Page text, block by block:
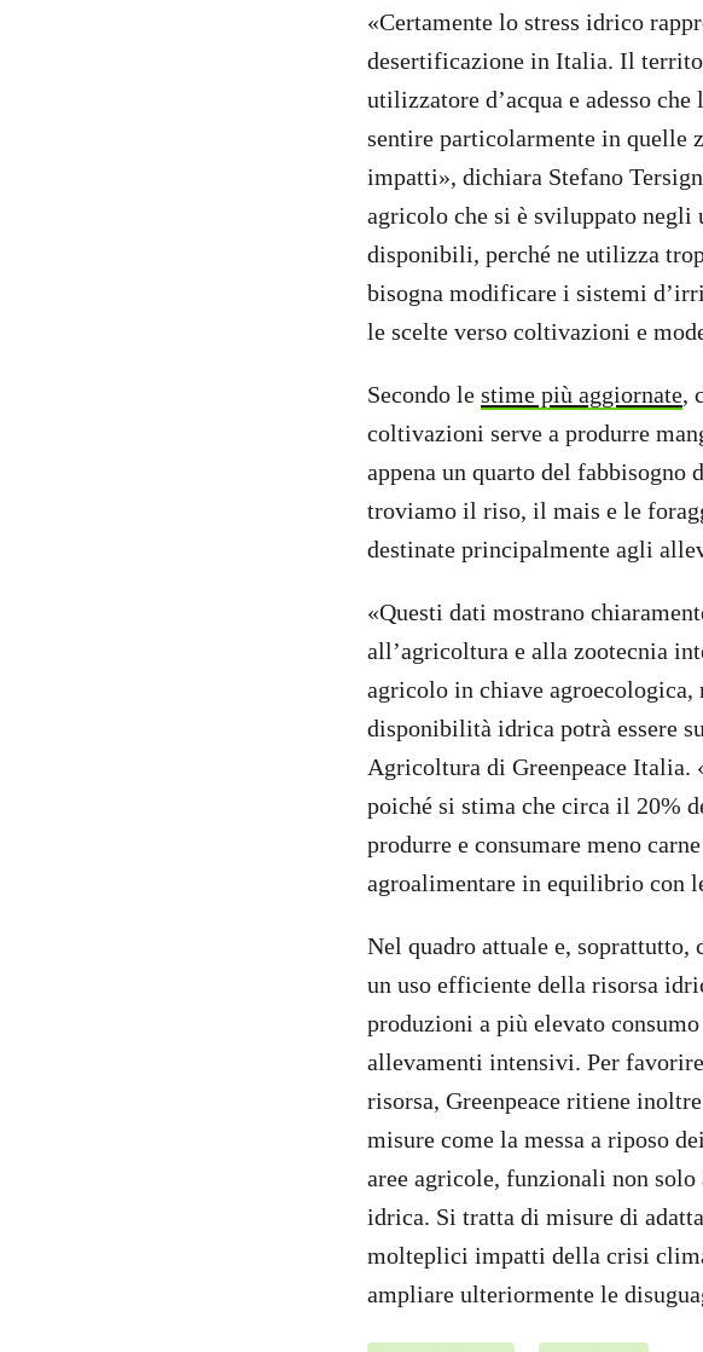
«Certamente lo stress idrico
desertificazione in Italia. Il
utilizzatore d’acqua e adesso
sentire particolarmente in quelle
impatti», dichiara Stefano
agricolo che si è sviluppato negli
disponibili, perché ne utilizza
bisogna modificare i sistemi
le scelte verso coltivazioni e
Secondo le stime più aggiornate,
coltivazioni serve a produrre
appena un quarto del
troviamo il riso, il mais e le
destinate principalmente agli
«Questi dati mostrano
all’agricoltura e alla zootecnia
agricolo in chiave agroecologica,
disponibilità idrica potrà essere
Agricoltura di Greenpeace Italia.
poiché si stima che circa il 20%
produrre e consumare meno
agroalimentare in equilibrio con
Nel quadro attuale e,
un uso efficiente della risorsa
produzioni a più elevato
allevamenti intensivi. Per
risorsa, Greenpeace ritiene
misure come la messa a riposo
aree agricole, funzionali non
idrica. Si tratta di misure di
molteplici impatti della crisi
ampliare ulteriormente le